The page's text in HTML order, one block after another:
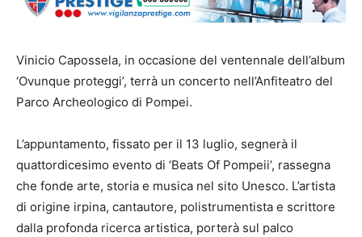
Vinicio Capossela, in occasione del ventennale dell’album
‘Ovunque proteggi’, terrà un concerto nell’Anfiteatro del
Parco Archeologico di Pompei.
L’appuntamento, fissato per il 13 luglio, segnerà il
quattordicesimo evento di ‘Beats Of Pompeii’, rassegna
che fonde arte, storia e musica nel sito Unesco. L’artista
di origine irpina, cantautore, polistrumentista e scrittore
dalla profonda ricerca artistica, porterà sul palco